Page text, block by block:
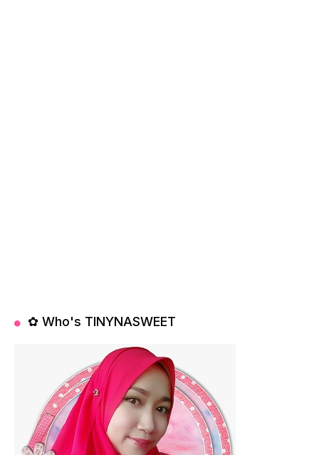
✿ Who's TINYNASWEET